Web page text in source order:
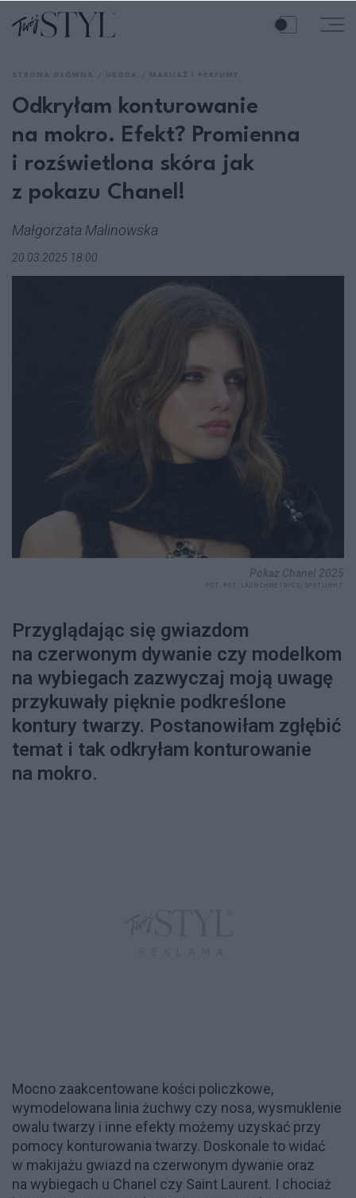
Odkryłam konturowanie
na mokro. Efekt? Promienna
i rozświetlona skóra jak
z pokazu Chanel!
Małgorzata Malinowska
20.03.2025 18:00
Przyglądając się gwiazdom
na czerwonym dywanie czy modelkom
na wybiegach zazwyczaj moją uwagę
przykuwały pięknie podkreślone
kontury twarzy. Postanowiłam zgłębić
temat i tak odkryłam konturowanie
na mokro.
Mocno zaakcentowane kości policzkowe,
wymodelowana linia żuchwy czy nosa, wysmuklenie
owalu twarzy i inne efekty możemy uzyskać przy
pomocy konturowania twarzy. Doskonale to widać
w makijażu gwiazd na czerwonym dywanie oraz
na wybiegach u Chanel czy Saint Laurent. I chociaż